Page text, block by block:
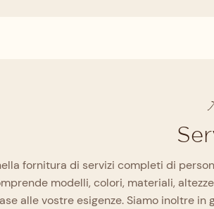
fornitura di servizi completi di
modelli, colori, materiali,
alle vostre esigenze. Siamo inoltre